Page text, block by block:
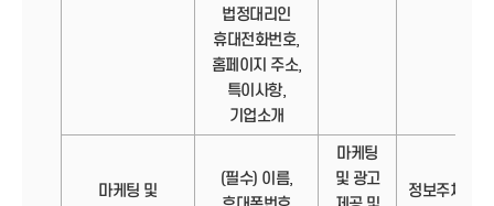
법정대리인
휴대전화번호,
홈페이지 주소,
특이사항,
기업소개
마케팅 및
(필수) 이름,
마케팅
및 광고
정보주체의